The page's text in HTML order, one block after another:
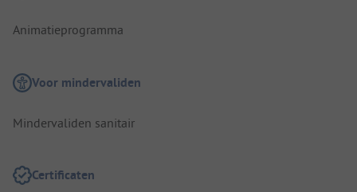
Animatieprogramma
Voor mindervaliden
Mindervaliden sanitair
Certificaten